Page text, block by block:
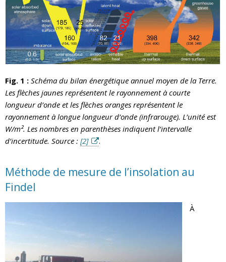
Fig. 1 : Schéma du bilan énergétique annuel moyen de la Terre.
Les flèches jaunes représentent le rayonnement à courte
longueur d’onde et les flèches oranges représentent le
rayonnement à longue longueur d’onde (infrarouge). L’unité est
W/m². Les nombres en parenthèses indiquent l’intervalle
d’incertitude. Source : [2] .
Méthode de mesure de l’insolation au
Findel
À